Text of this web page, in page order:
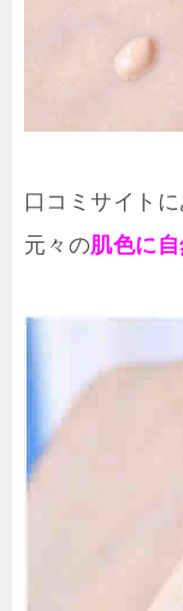
口コミサイトに
元々の肌色に